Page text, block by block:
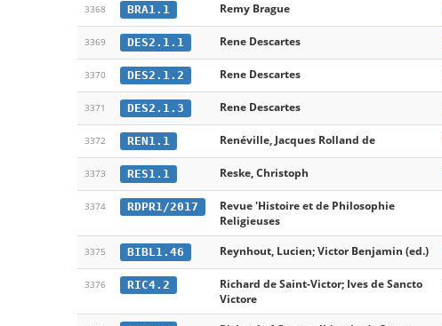
3368 BRA1.1 Remy Brague
3369 DES2.1.1 Rene Descartes
3370 DES2.1.2 Rene Descartes
3371 DES2.1.3 Rene Descartes
3372 REN1.1 Renéville, Jacques Rolland de
3373 RES1.1 Reske, Christoph
3374 RDPR1/2017
Revue 'Histoire et de Philosophie
Religieuses
3375 BIBL1.46 Reynhout, Lucien; Victor Benjamin (ed.)
3376 RIC4.2
Richard de Saint-Victor; Ives de Sancto
Victore